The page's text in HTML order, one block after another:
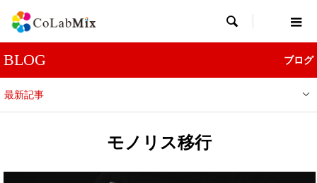

BLOG ブログ
最新記事
モノリス移行